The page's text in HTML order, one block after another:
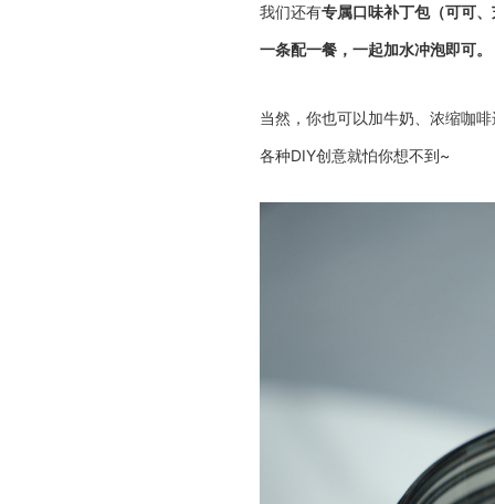
我们还有专属口味补丁包（可可
一条配一餐，一起加水冲泡即可。
当然，你也可以加牛奶、浓缩咖
各种DIY创意就怕你想不到~